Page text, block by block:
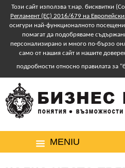
Този сайт използва т.нар. бисквитки
Регламент (ЕС) 2016/679 на
осигури най-функционалното
помагат да подобряваме
персонализирано и много по-бързо
само от нашия сайт и нашите
подробности относно правилата за
MENIU